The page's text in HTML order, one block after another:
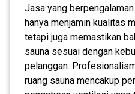
Jasa yang
hanya menjamin kualitas
tetapi juga memastikan
sauna sesuai dengan
pelanggan.
ruang sauna mencakup